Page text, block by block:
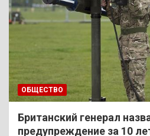
ОБЩЕСТВО
Британский генерал
предупреждение за 10